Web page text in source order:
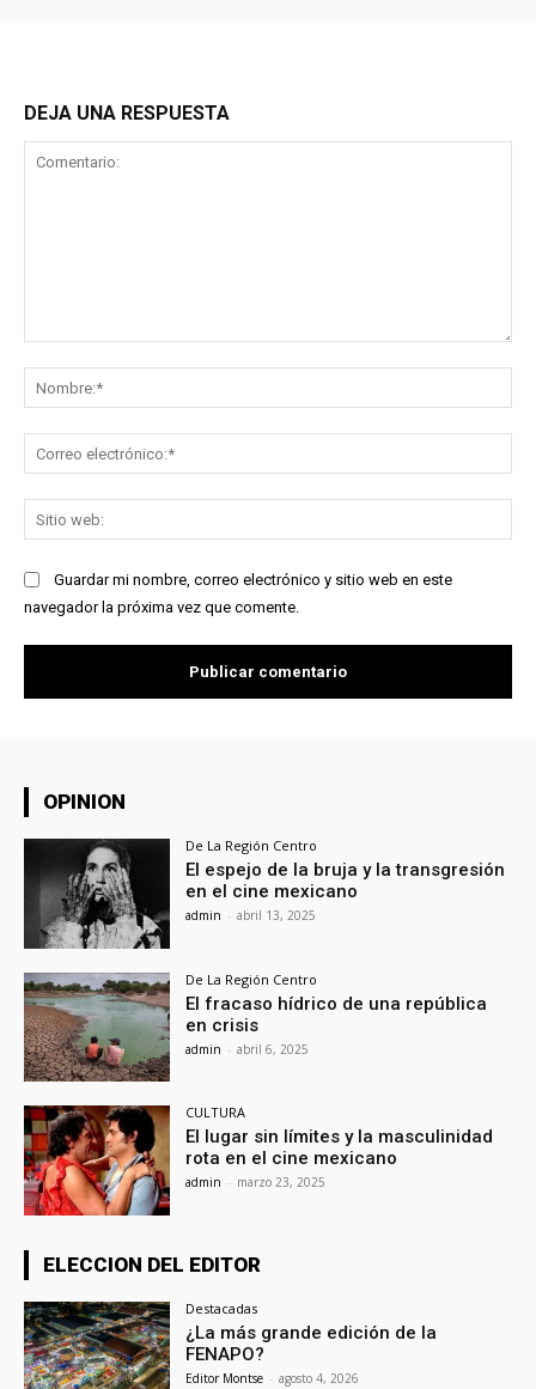
DEJA UNA RESPUESTA
Guardar mi nombre, correo electrónico y sitio web en este
navegador la próxima vez que comente.
OPINION
De La Región Centro
El espejo de la bruja y la transgresión
en el cine mexicano
admin - abril 13, 2025
De La Región Centro
El fracaso hídrico de una república
en crisis
admin - abril 6, 2025
CULTURA
El lugar sin límites y la masculinidad
rota en el cine mexicano
admin - marzo 23, 2025
ELECCION DEL EDITOR
Destacadas
¿La más grande edición de la
FENAPO?
Editor Montse - agosto 4, 2026